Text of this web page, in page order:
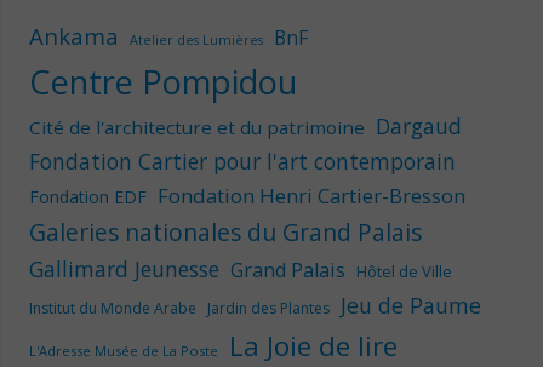
Ankama Atelier des Lumières BnF
Centre Pompidou
Cité de l'architecture et du patrimoine Dargaud
Fondation Cartier pour l'art contemporain
Fondation EDF Fondation Henri Cartier-Bresson
Galeries nationales du Grand Palais
Gallimard Jeunesse Grand Palais Hôtel de Ville
Institut du Monde Arabe Jardin des Plantes Jeu de Paume
L'Adresse Musée de La Poste La Joie de lire